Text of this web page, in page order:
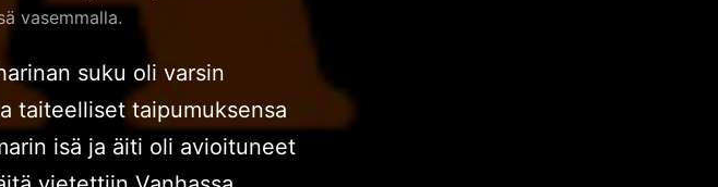
vasemmalla.
suku oli varsin
taiteelliset taipumuksensa
isä ja äiti oli avioituneet